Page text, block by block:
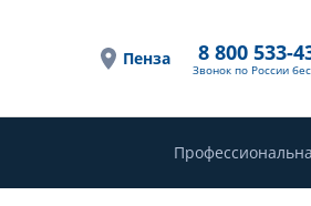
Пенза 8 800 533-
Звонок по России